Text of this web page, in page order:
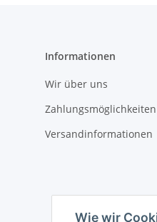
Wie wir
Informationen
Wir über uns
Zahlungsmöglichkeiten
Versandinformationen